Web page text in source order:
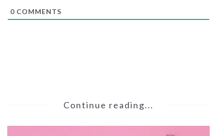
0 COMMENTS
Continue reading...